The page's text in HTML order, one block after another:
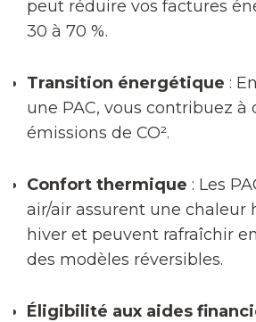
peut réduire vos factures
30 à 70 %.
Transition énergétique :
une PAC, vous contribuez à
émissions de CO².
Confort thermique : Les
air/air assurent une chaleur
hiver et peuvent rafraîchir
des modèles réversibles.
Éligibilité aux aides